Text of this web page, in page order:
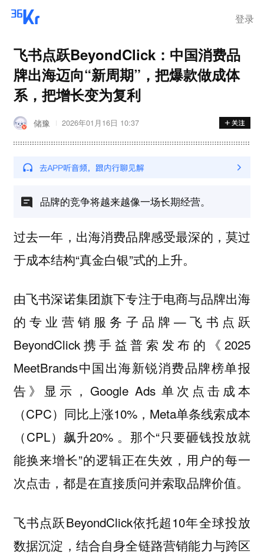
登录
飞书点跃BeyondClick：中国消费品
牌出海迈向“新周期”，把爆款做成体
系，把增长变为复利
储豫 2026年01月16日 10:37
品牌的竞争将越来越像一场长期经营。
过去一年，出海消费品牌感受最深的，莫过
于成本结构“真金白银”式的上升。
由飞书深诺集团旗下专注于电商与品牌出海
的专业营销服务子品牌—飞书点跃
BeyondClick携手益普索发布的《2025
MeetBrands中国出海新锐消费品牌榜单报
告》显示，Google Ads 单次点击成本
（CPC）同比上涨10%，Meta单条线索成本
（CPL）飙升20% 。那个“只要砸钱投放就
能换来增长”的逻辑正在失效，用户的每一
次点击，都是在直接质问并索取品牌价值。
飞书点跃BeyondClick依托超10年全球投放
数据沉淀，结合自身全链路营销能力与跨区